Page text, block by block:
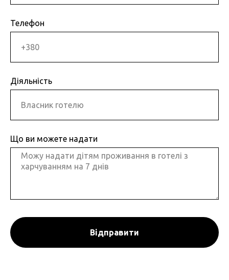
Телефон
Діяльність
Що ви можете надати
Відправити